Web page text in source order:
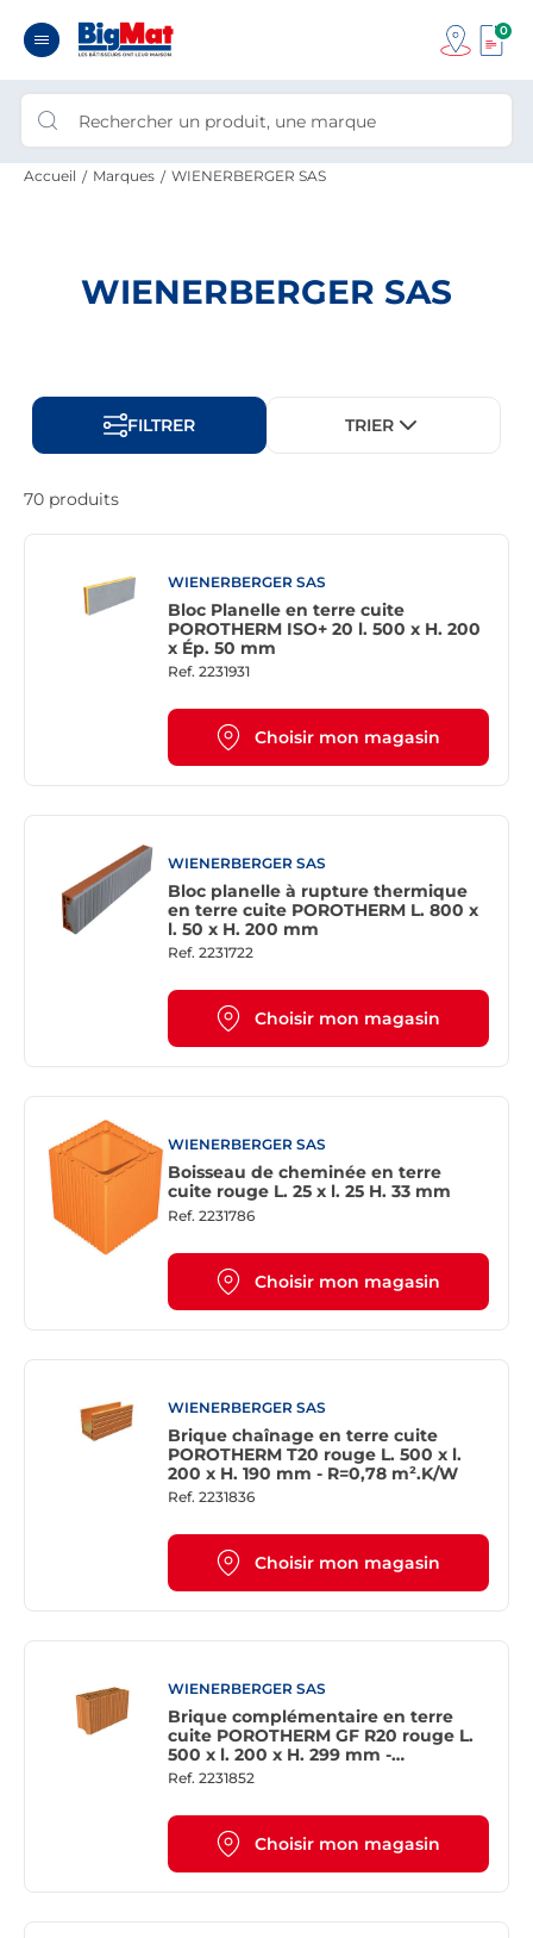
0
Accueil Marques WIENERBERGER SAS
WIENERBERGER SAS
FILTRER TRIER
70 produits
WIENERBERGER SAS
Bloc Planelle en terre cuite
POROTHERM ISO+ 20 l. 500 x H. 200
x Ép. 50 mm
Ref. 2231931
Choisir mon magasin
WIENERBERGER SAS
Bloc planelle à rupture thermique
en terre cuite POROTHERM L. 800 x
l. 50 x H. 200 mm
Ref. 2231722
Choisir mon magasin
WIENERBERGER SAS
Boisseau de cheminée en terre
cuite rouge L. 25 x l. 25 H. 33 mm
Ref. 2231786
Choisir mon magasin
WIENERBERGER SAS
Brique chaînage en terre cuite
POROTHERM T20 rouge L. 500 x l.
200 x H. 190 mm - R=0,78 m².K/W
Ref. 2231836
Choisir mon magasin
WIENERBERGER SAS
Brique complémentaire en terre
cuite POROTHERM GF R20 rouge L.
500 x l. 200 x H. 299 mm -
R=1,01m².K/W
Ref. 2231852
Choisir mon magasin